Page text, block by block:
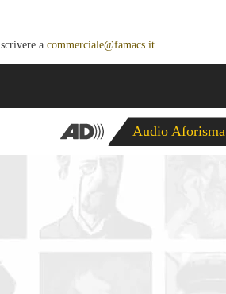
a commerciale@famacs.it
Audio Aforisma